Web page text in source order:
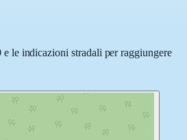
le indicazioni stradali per raggiungere